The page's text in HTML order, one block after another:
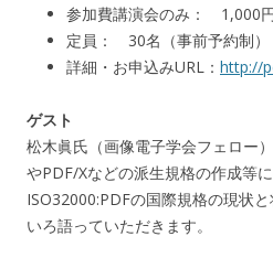
参加費講演会のみ： 1,000円
定員： 30名（事前予約制）
詳細・お申込みURL： http://
ゲスト
松木眞氏（画像電子学会フェロー
やPDF/Xなどの派生規格の作成等に
ISO32000:PDFの国際規格の現状
いろ語っていただきます。